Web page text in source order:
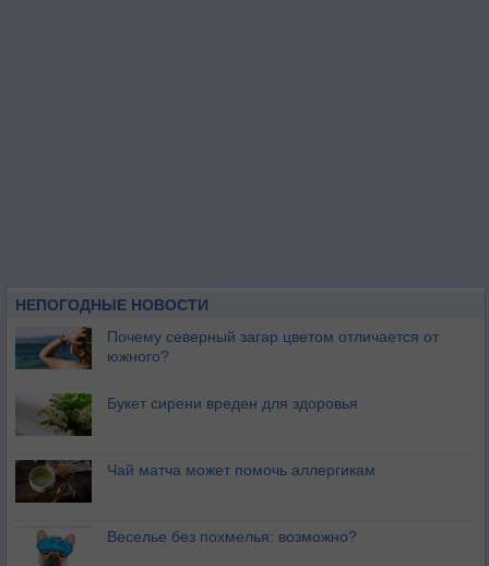
НЕПОГОДНЫЕ НОВОСТИ
Почему северный загар цветом отличается от
южного?
Букет сирени вреден для здоровья
Чай матча может помочь аллергикам
Веселье без похмелья: возможно?